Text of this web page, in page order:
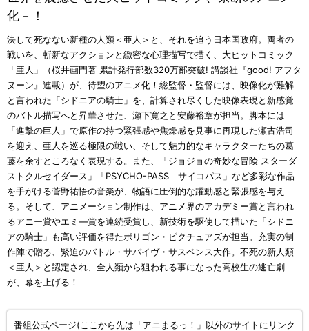
化－！
決して死なない新種の人類＜亜人＞と、それを追う日本国政府。両者の
戦いを、斬新なアクションと緻密な心理描写で描く、大ヒットコミック
「亜人」（桜井画門著 累計発行部数320万部突破! 講談社『good! アフタ
ヌーン』連載）が、待望のアニメ化！総監督・監督には、映像化が難解
と言われた「シドニアの騎士」を、計算され尽くした映像表現と新感覚
のバトル描写へと昇華させた、瀬下寛之と安藤裕章が担当。脚本には
「進撃の巨人」で原作の持つ緊張感や焦燥感を見事に再現した瀬古浩司
を迎え、亜人を巡る極限の戦い、そして魅力的なキャラクターたちの葛
藤を余すところなく表現する。また、「ジョジョの奇妙な冒険 スターダ
ストクルセイダース」「PSYCHO-PASS サイコパス」など多彩な作品
を手がける菅野祐悟の音楽が、物語に圧倒的な躍動感と緊張感を与え
る。そして、アニメーション制作は、アニメ界のアカデミー賞と言われ
るアニー賞やエミ—賞を連続受賞し、新技術を駆使して描いた「シドニ
アの騎士」も高い評価を得たポリゴン・ピクチュアズが担当。充実の制
作陣で贈る、緊迫のバトル・サバイヴ・サスペンス大作。不死の新人類
＜亜人＞と認定され、全人類から狙われる事になった高校生の逃亡劇
が、幕を上げる！
番組公式ページ(ここから先は「アニまるっ！」以外のサイトにリンク